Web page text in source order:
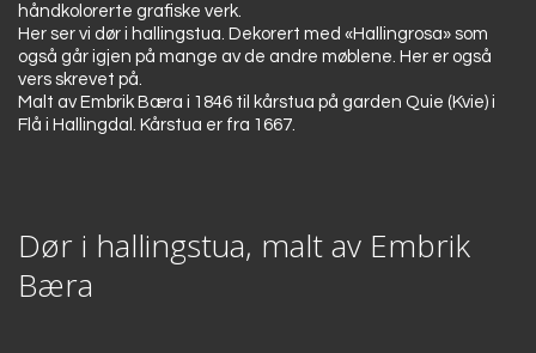
håndkolorerte grafiske verk.
Her ser vi dør i hallingstua. Dekorert med «Hallingrosa» som
også går igjen på mange av de andre møblene. Her er også
vers skrevet på.
Malt av Embrik Bæra i 1846 til kårstua på garden Quie (Kvie) i
Flå i Hallingdal. Kårstua er fra 1667.
Dør i hallingstua, malt av Embrik
Bæra